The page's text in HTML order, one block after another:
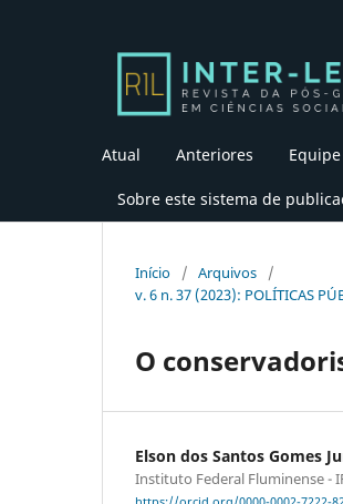
Atual Anteriores
Sobre este sistema de
Início / Arquivos
/
v. 6 n. 37 (2023): POLÍTICAS
O
Elson dos Santos Gomes
Instituto Federal Fluminense -